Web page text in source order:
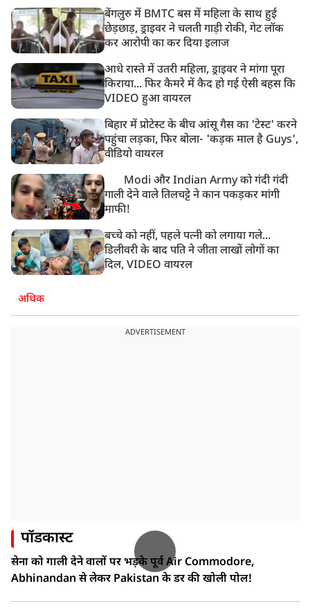
बेंगलुरु में BMTC बस में महिला के साथ हुई
छेड़छाड़, ड्राइवर ने चलती गाड़ी रोकी, गेट लॉक
कर आरोपी का कर दिया इलाज
आधे रास्ते में उतरी महिला, ड्राइवर ने मांगा पूरा
किराया... फिर कैमरे में कैद हो गई ऐसी बहस कि
VIDEO हुआ वायरल
बिहार में प्रोटेस्ट के बीच आंसू गैस का 'टेस्ट' करने
पहुंचा लड़का, फिर बोला- 'कड़क माल है Guys',
वीडियो वायरल
Modi और Indian Army को गंदी गंदी
गाली देने वाले तिलचट्टे ने कान पकड़कर मांगी
माफी!
बच्चे को नहीं, पहले पत्नी को लगाया गले...
डिलीवरी के बाद पति ने जीता लाखों लोगों का
दिल, VIDEO वायरल
अधिक
ADVERTISEMENT
पॉडकास्ट
सेना को गाली देने वालों पर भड़के पूर्व Air Commodore,
Abhinandan से लेकर Pakistan के डर की खोली पोल!